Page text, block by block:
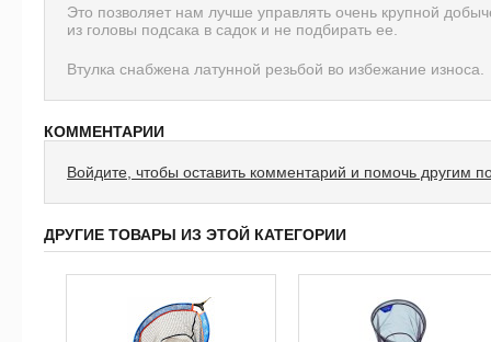
Это позволяет нам лучше управлять очень крупной
из головы подсака в садок и не подбирать ее.
Втулка снабжена латунной резьбой во избежание износа.
КОММЕНТАРИИ
Войдите, чтобы оставить комментарий и помочь другим
ДРУГИЕ ТОВАРЫ ИЗ ЭТОЙ КАТЕГОРИИ